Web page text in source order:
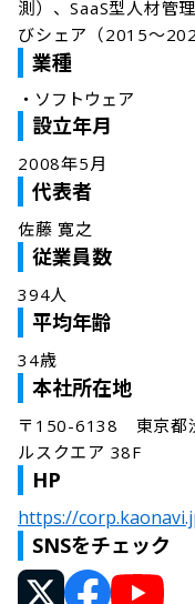
測）、SaaS型人材管
びシェア（2015～
業種
・ ソフトウェア
設立年月
2008年5月
代表者
佐藤 寛之
従業員数
394人
平均年齢
34歳
本社所在地
〒150-6138　東京都
ルスクエア 38F
HP
https://
SNSをチェック